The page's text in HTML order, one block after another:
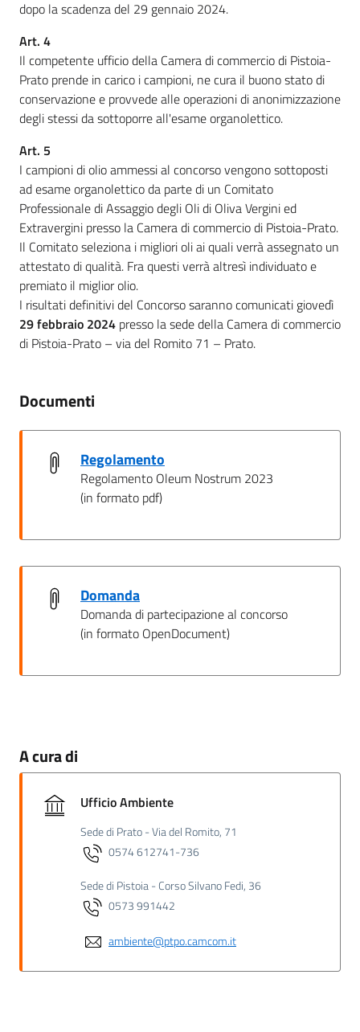
dopo la scadenza del 29 gennaio 2024.
Art. 4
Il competente ufficio della Camera di commercio di Pistoia-
Prato prende in carico i campioni, ne cura il buono stato di
conservazione e provvede alle operazioni di anonimizzazione
degli stessi da sottoporre all'esame organolettico.
Art. 5
I campioni di olio ammessi al concorso vengono sottoposti
ad esame organolettico da parte di un Comitato
Professionale di Assaggio degli Oli di Oliva Vergini ed
Extravergini presso la Camera di commercio di Pistoia-Prato.
Il Comitato seleziona i migliori oli ai quali verrà assegnato un
attestato di qualità. Fra questi verrà altresì individuato e
premiato il miglior olio.
I risultati definitivi del Concorso saranno comunicati giovedì
29 febbraio 2024 presso la sede della Camera di commercio
di Pistoia-Prato – via del Romito 71 – Prato.
Documenti
Regolamento
Regolamento Oleum Nostrum 2023
(in formato pdf)
Domanda
Domanda di partecipazione al concorso
(in formato OpenDocument)
A cura di
Ufficio Ambiente
Sede di Prato - Via del Romito, 71
0574 612741-736
Sede di Pistoia - Corso Silvano Fedi, 36
0573 991442
ambiente@ptpo.camcom.it